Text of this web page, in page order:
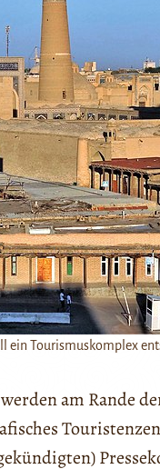
ein Tourismuskomplex
am Rande